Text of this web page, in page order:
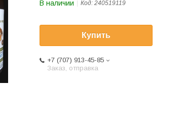
В наличии Код: 240519119
Купить
+7 (707) 913-45-85
Заказ, отправка